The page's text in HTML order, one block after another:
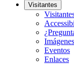
Visitantes
Eventos
Enlaces